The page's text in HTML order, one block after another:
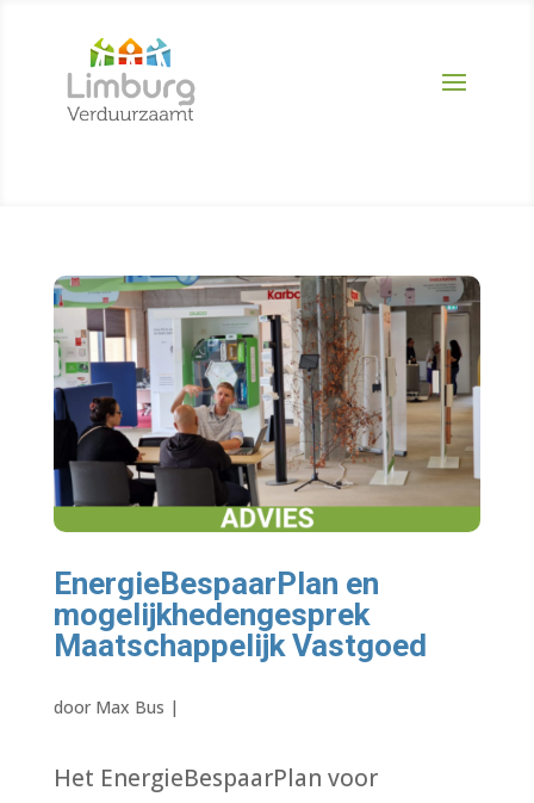
EnergieBespaarPlan en
mogelijkhedengesprek
Maatschappelijk Vastgoed
door Max Bus |
Het EnergieBespaarPlan voor